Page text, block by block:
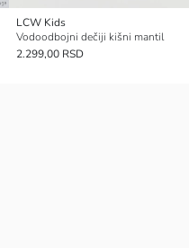
LCW Kids
Vodoodbojni dečiji kišni mantil
2.299,00 RSD